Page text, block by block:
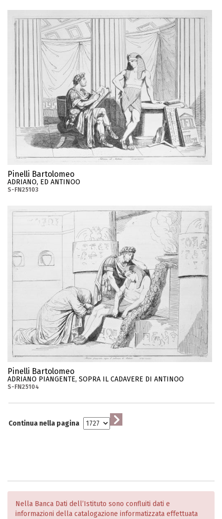
Pinelli Bartolomeo
ADRIANO, ED ANTINOO
S-FN25103
Pinelli Bartolomeo
ADRIANO PIANGENTE, SOPRA IL CADAVERE DI ANTINOO
S-FN25104
Continua nella pagina
Nella Banca Dati dell’Istituto sono confluiti dati e
informazioni della catalogazione informatizzata effettuata